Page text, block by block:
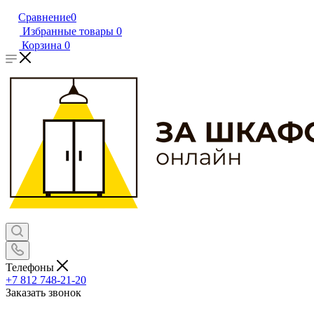
Сравнение0
Избранные товары 0
Корзина 0
Телефоны
+7 812 748-21-20
Заказать звонок